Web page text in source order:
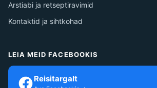
Arstiabi ja retseptiravimid
Kontaktid ja sihtkohad
LEIA MEID FACEBOOKIS
Reisitargalt